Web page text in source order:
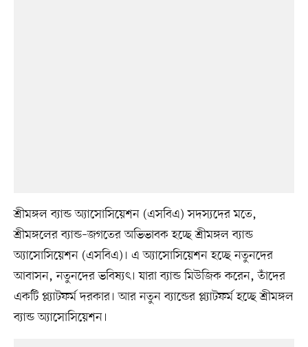
শ্রীমঙ্গল ব্যান্ড অ্যাসোসিয়েশন (এসবিএ) সদস্যদের মতে,
শ্রীমঙ্গলের ব্যান্ড–জগতের অভিভাবক হচ্ছে শ্রীমঙ্গল ব্যান্ড
অ্যাসোসিয়েশন (এসবিএ)। এ অ্যাসোসিয়েশন হচ্ছে নতুনদের
আবাসন, নতুনদের ভবিষ্যৎ। যারা ব্যান্ড মিউজিক করেন, তাঁদের
একটি প্ল্যাটফর্ম দরকার। আর নতুন ব্যান্ডের প্ল্যাটফর্ম হচ্ছে শ্রীমঙ্গল
ব্যান্ড অ্যাসোসিয়েশন।